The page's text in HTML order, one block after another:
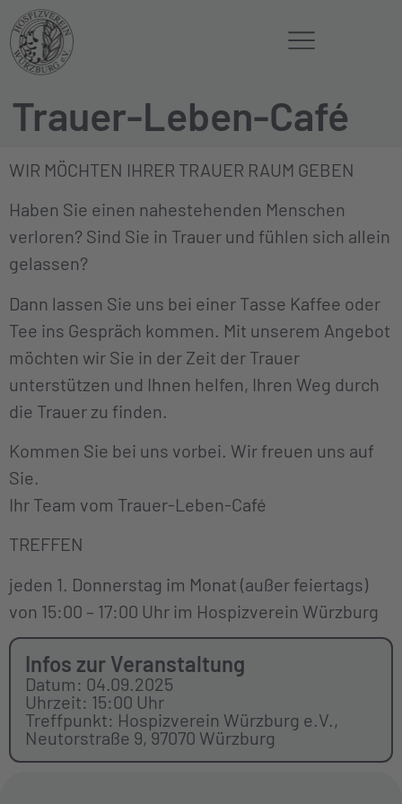
Trauer-Leben-Café
WIR MÖCHTEN IHRER TRAUER RAUM GEBEN
Haben Sie einen nahestehenden Menschen
verloren? Sind Sie in Trauer und fühlen sich allein
gelassen?
Dann lassen Sie uns bei einer Tasse Kaffee oder
Tee ins Gespräch kommen. Mit unserem Angebot
möchten wir Sie in der Zeit der Trauer
unterstützen und Ihnen helfen, Ihren Weg durch
die Trauer zu finden.
Kommen Sie bei uns vorbei. Wir freuen uns auf
Sie.
Ihr Team vom Trauer-Leben-Café
TREFFEN
jeden 1. Donnerstag im Monat (außer feiertags)
von 15:00 – 17:00 Uhr im Hospizverein Würzburg
Infos zur Veranstaltung
Datum: 04.09.2025
Uhrzeit: 15:00 Uhr
Treffpunkt: Hospizverein Würzburg e.V.,
Neutorstraße 9, 97070 Würzburg